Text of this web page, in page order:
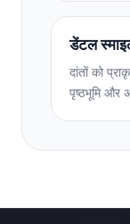
आवश्यकताओं
डेंटल
दांतों को
पृष्ठभूमि और